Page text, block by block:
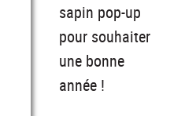
sapin pop-up
pour souhaiter
une bonne
année !